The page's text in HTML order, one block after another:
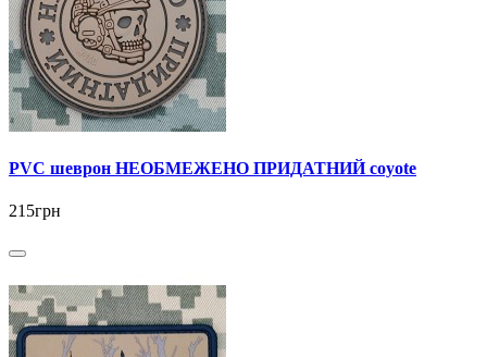
PVC шеврон НЕОБМЕЖЕНО ПРИДАТНИЙ coyote
215грн